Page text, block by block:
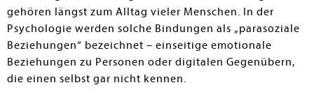
gehören längst zum Alltag vieler Menschen. In der
Psychologie werden solche Bindungen als „parasoziale
Beziehungen“ bezeichnet – einseitige emotionale
Beziehungen zu Personen oder digitalen Gegenübern,
die einen selbst gar nicht kennen.